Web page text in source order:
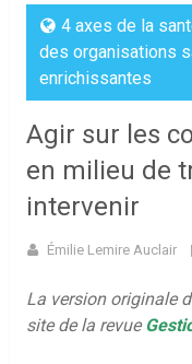
4 axes de la
des organisations
enrichissantes
Agir sur les
en milieu de
intervenir
Émilie Lemire Auclair
La version originale
site de la revue